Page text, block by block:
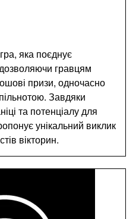
яка поєднує
дозволяючи гравцям
призи, одночасно
Завдяки
та потенціалу для
унікальний виклик
вікторин.